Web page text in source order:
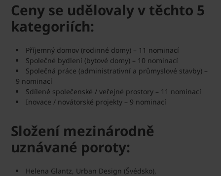
Ceny se udělovaly v těchto 5
kategoriích:
Příjemný domov (rodinné domy) – 11 nominací
Společné bydlení (bytové domy) – 10 nominací
Společná práce (administrativní a průmyslové stavby) –
9 nominací
Sdílené společenské / veřejné prostory – 11 nominací
Inovace / novátorské projekty – 9 nominací
Složení mezinárodně
uznávané poroty:
Helena Glantz, Urban Design (Švédsko),